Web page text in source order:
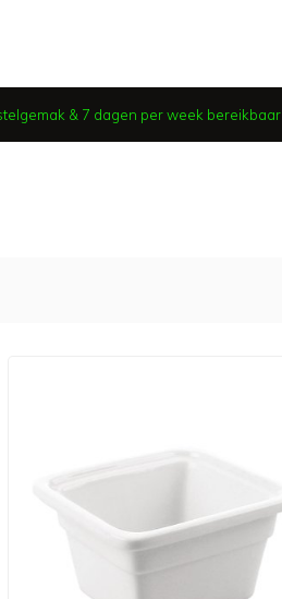
& 7 dagen per week bereikbaar